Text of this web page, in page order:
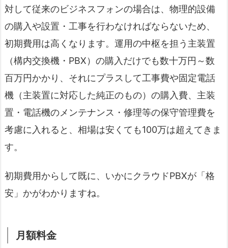
対して従来のビジネスフォンの場合は、物理的設備
の購入や設置・工事を行わなければならないため、
初期費用は高くなります。運用の中枢を担う主装置
（構内交換機・PBX）の購入だけでも数十万円～数
百万円かかり、それにプラスして工事費や固定電話
機（主装置に対応した純正のもの）の購入費、主装
置・電話機のメンテナンス・修理等の保守管理費を
考慮に入れると、相場は安くても100万は超えてきま
す。
初期費用からして既に、いかにクラウドPBXが「格
安」かがわかりますね。
月額料金